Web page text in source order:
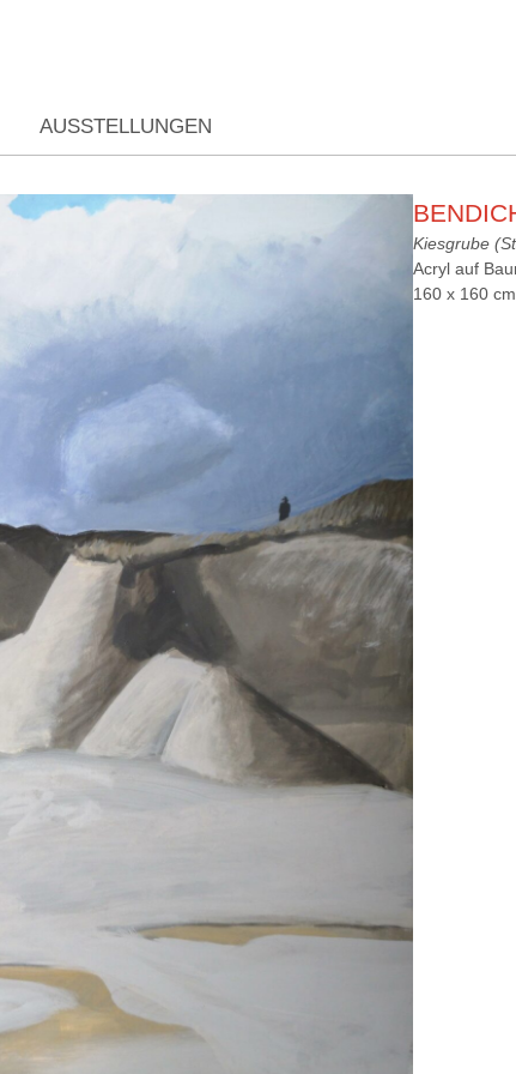
AUSSTELLUNGEN
Kiesgrube
Acryl auf
160 x 160 cm